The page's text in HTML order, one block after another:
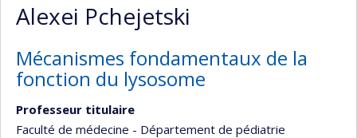
Alexei Pchejetski
Mécanismes fondamentaux de la
fonction du lysosome
Professeur titulaire
Faculté de médecine - Département de pédiatrie